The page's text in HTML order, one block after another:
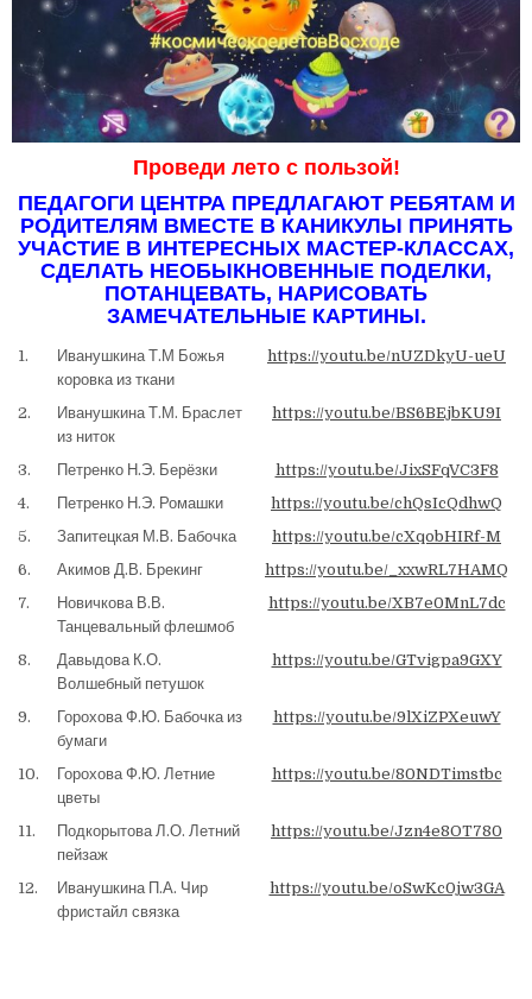
Проведи лето с пользой!
ПЕДАГОГИ ЦЕНТРА ПРЕДЛАГАЮТ РЕБЯТАМ И
РОДИТЕЛЯМ ВМЕСТЕ В КАНИКУЛЫ ПРИНЯТЬ
УЧАСТИЕ В ИНТЕРЕСНЫХ МАСТЕР-КЛАССАХ,
СДЕЛАТЬ НЕОБЫКНОВЕННЫЕ ПОДЕЛКИ,
ПОТАНЦЕВАТЬ, НАРИСОВАТЬ
ЗАМЕЧАТЕЛЬНЫЕ КАРТИНЫ.
1.
Иванушкина Т.М Божья
коровка из ткани
https://youtu.be/nUZDkyU-ueU
2.
Иванушкина Т.М. Браслет
из ниток
https://youtu.be/BS6BEjbKU9I
3. Петренко Н.Э. Берёзки
https://youtu.be/JixSFqVC3F8
4.
Петренко Н.Э. Ромашки
https://youtu.be/chQsIcQdhwQ
5.
Запитецкая М.В. Бабочка
https://youtu.be/cXqobHIRf-M
6.
Акимов Д.В. Брекинг
https://youtu.be/_xxwRL7HAMQ
7.
Новичкова В.В.
Танцевальный флешмоб
https://youtu.be/XB7e0MnL7dc
8.
Давыдова К.О.
Волшебный петушок
https://youtu.be/GTvigpa9GXY
9.
Горохова Ф.Ю. Бабочка из
бумаги
https://youtu.be/9lXiZPXeuwY
10.
Горохова Ф.Ю. Летние
цветы
https://youtu.be/80NDTimstbc
11.
Подкорытова Л.О. Летний
пейзаж
https://youtu.be/Jzn4e8OT780
12.
Иванушкина П.А. Чир
фристайл связка
https://youtu.be/oSwKc0jw3GA